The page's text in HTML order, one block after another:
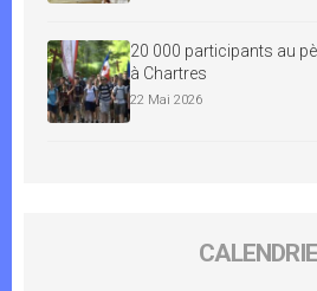
20 000 participants au
à Chartres
22 Mai 2026